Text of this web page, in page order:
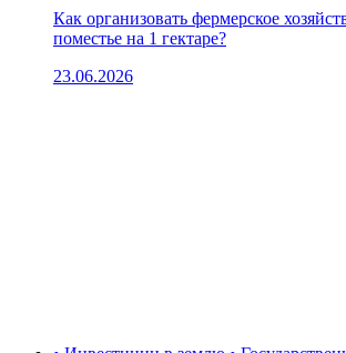
Как организовать фермерское
поместье на 1 гектаре?
23.06.2026